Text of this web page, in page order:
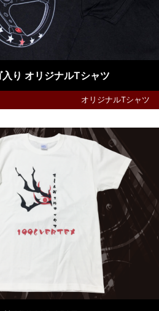
り オリジナルTシャツ
オリジナルTシャツ